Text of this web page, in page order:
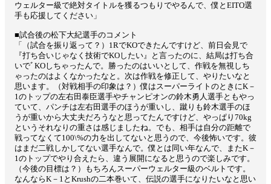
ウェルター級で絶対タイトルを獲るつもりでやるんで、僕とEITO選
手も応援してください」
■試合後の松下大紀選手のコメント
「（試合を振り返って？）1RでKOできたんですけど、前日会見で
『打ち合いじゃなく技術でKOしたい』と言ったのに、結局は打ち合
いでﾞKOしちゃったんで。勝ったのはいいとして、作戦を無視しち
ゃったのはよくなかったなと。次は作戦を修正して、やりたいなと
思います。（対戦相手の印象は？）僕はスーパーライトのときにK－
1のトップの左右田泰臣選手やチャンピオンの鈴木勇人選手ともやっ
ていて、パンチは左右田選手のほうが重いし、蹴りも鈴木選手のほ
うが重いから大丈夫だろうなと思ってたんですけど、やっぱり70kg
というそれなりの重さは感じましたね。でも、相手は自分の距離で
戦ってなくて100\%の力を出してないと思うので、今後怖いです。彼
はまだ二戦しかしてない選手なんで。僕とは同い年なんで、またK－
1のトップでやり合えたら、違う展開になると思うので楽しみです。
（今後の目標は？）もちろんスーパーウェルター級のベルトです。
なんならK－1とKrushの二本巻いて、伝説の選手になりたいなと思い